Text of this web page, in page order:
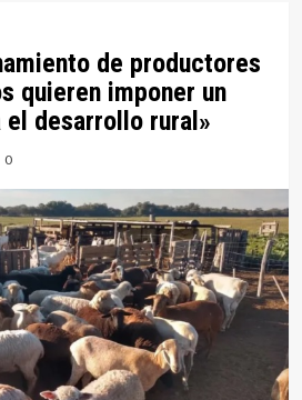
de productores
quieren imponer un
el desarrollo rural»
0